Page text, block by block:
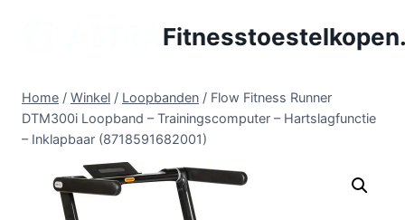
Home / Winkel / Loopbanden / Flow Fitness Runner
DTM300i Loopband – Trainingscomputer – Hartslagfunctie
– Inklapbaar (8718591682001)